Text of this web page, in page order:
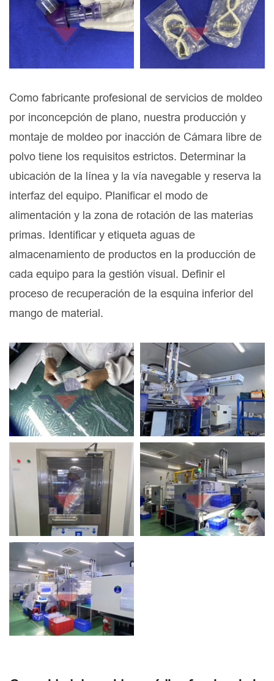
Como fabricante profesional de servicios de moldeo
por inconcepción de plano, nuestra producción y
montaje de moldeo por inacción de Cámara libre de
polvo tiene los requisitos estrictos. Determinar la
ubicación de la línea y la vía navegable y reserva la
interfaz del equipo. Planificar el modo de
alimentación y la zona de rotación de las materias
primas. Identificar y etiqueta aguas de
almacenamiento de productos en la producción de
cada equipo para la gestión visual. Definir el
proceso de recuperación de la esquina inferior del
mango de material.